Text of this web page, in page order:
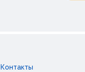
Контакты